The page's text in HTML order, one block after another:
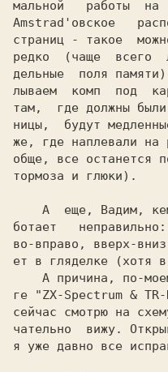
мальной   работы  на
Amstrad'овское
страниц - такое
редко  (чаще  всего
дельные  поля
лываем  комп  под
там,  где должны
ницы,  будут
же, где наплевали на
обще, все останется
тормоза и глюки).
ботает
во-вправо, вверх-
ет в гляделке (хотя
ге "ZX-Spectrum &
сейчас смотрю на
чательно  вижу.
я уже давно все